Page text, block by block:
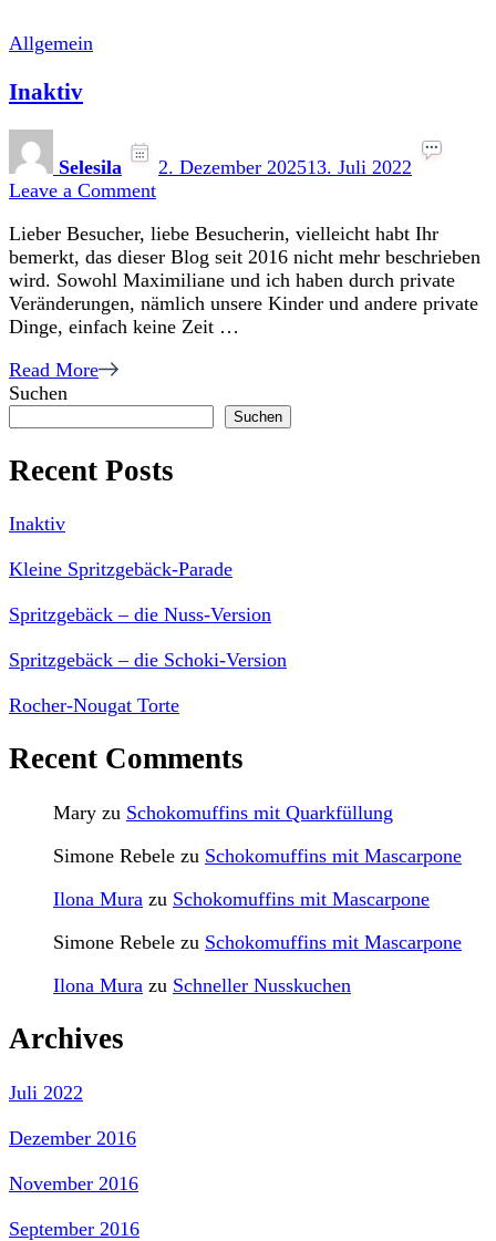
Allgemein
Inaktiv
Selesila 2. Dezember 202513. Juli 2022
Leave a Commenton
Lieber Besucher, liebe Besucherin, vielleicht habt Ihr
bemerkt, das dieser Blog seit 2016 nicht mehr beschrieben
wird. Sowohl Maximiliane und ich haben durch private
Veränderungen, nämlich unsere Kinder und andere private
Dinge, einfach keine Zeit …
Read More
Suchen
Suchen
Recent Posts
Inaktiv
Kleine Spritzgebäck-Parade
Spritzgebäck – die Nuss-Version
Spritzgebäck – die Schoki-Version
Rocher-Nougat Torte
Recent Comments
Mary zu Schokomuffins mit Quarkfüllung
Simone Rebele zu Schokomuffins mit Mascarpone
Ilona Mura zu Schokomuffins mit Mascarpone
Simone Rebele zu Schokomuffins mit Mascarpone
Ilona Mura zu Schneller Nusskuchen
Archives
Juli 2022
Dezember 2016
November 2016
September 2016